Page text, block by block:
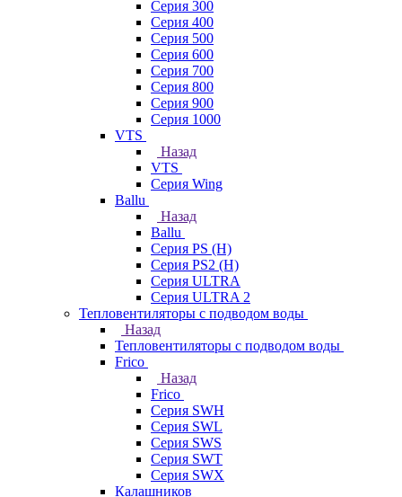
Серия 300
Серия 400
Серия 500
Серия 600
Серия 700
Серия 800
Серия 900
Серия 1000
VTS
Назад
VTS
Серия Wing
Ballu
Назад
Ballu
Серия PS (H)
Серия PS2 (H)
Серия ULTRA
Серия ULTRA 2
Тепловентиляторы с подводом воды
Назад
Тепловентиляторы с подводом воды
Frico
Назад
Frico
Серия SWH
Серия SWL
Серия SWS
Серия SWT
Серия SWX
Калашников